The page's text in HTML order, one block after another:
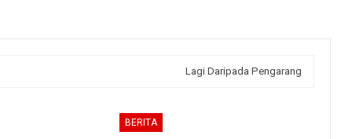
Lagi Daripada Pengarang
BERITA